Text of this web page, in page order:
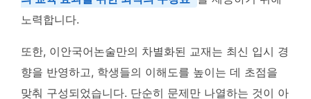
노력합니다.
또한, 이안국어논술만의 차별화된 교재는 최신 입시 경
향을 반영하고, 학생들의 이해도를 높이는 데 초점을
맞춰 구성되었습니다. 단순히 문제만 나열하는 것이 아